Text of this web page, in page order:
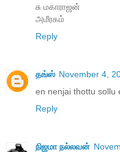
சு மகாராஜன்
அமீரகம்
Reply
தங்ஸ் November 4,
en nenjai thottu sollu
Reply
நிஜமா நல்லவன்